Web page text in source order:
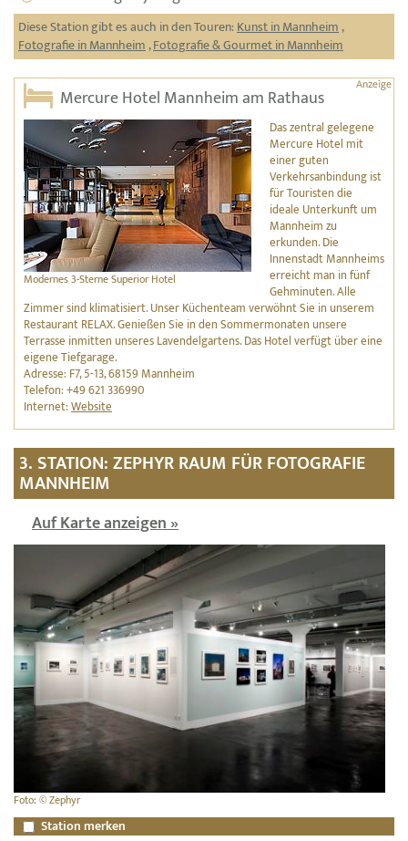
Diese Station gibt es auch in den Touren:Kunst in Mannheim,
Fotografie in Mannheim,Fotografie & Gourmet in Mannheim
Mercure Hotel Mannheim am Rathaus
Modernes 3-Sterne Superior Hotel
Das zentral gelegene
Mercure Hotel mit
einer guten
Verkehrsanbindung ist
für Touristen die
ideale Unterkunft um
Mannheim zu
erkunden. Die
Innenstadt Mannheims
erreicht man in fünf
Gehminuten. Alle
Zimmer sind klimatisiert. Unser Küchenteam verwöhnt Sie in unserem
Restaurant RELAX. Genießen Sie in den Sommermonaten unsere
Terrasse inmitten unseres Lavendelgartens. Das Hotel verfügt über eine
eigene Tiefgarage.
Adresse: F7, 5-13, 68159 Mannheim
Telefon: +49 621 336990
Internet:Website
3. STATION: ZEPHYR RAUM FÜR FOTOGRAFIE
MANNHEIM
Auf Karte anzeigen »
Foto: © Zephyr
Station merken